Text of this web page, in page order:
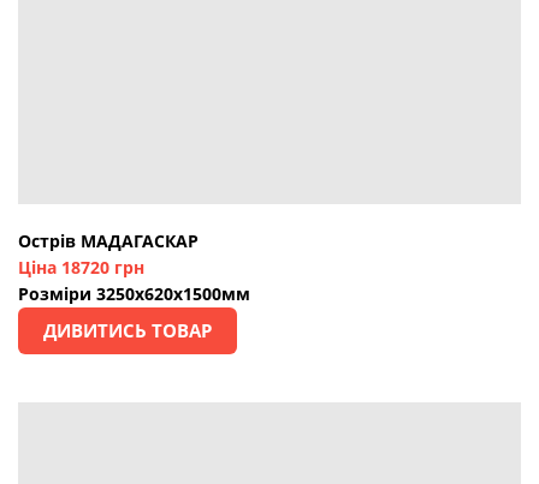
Острів МАДАГАСКАР
Ціна 18720 грн
Розміри 3250х620х1500мм
ДИВИТИСЬ ТОВАР